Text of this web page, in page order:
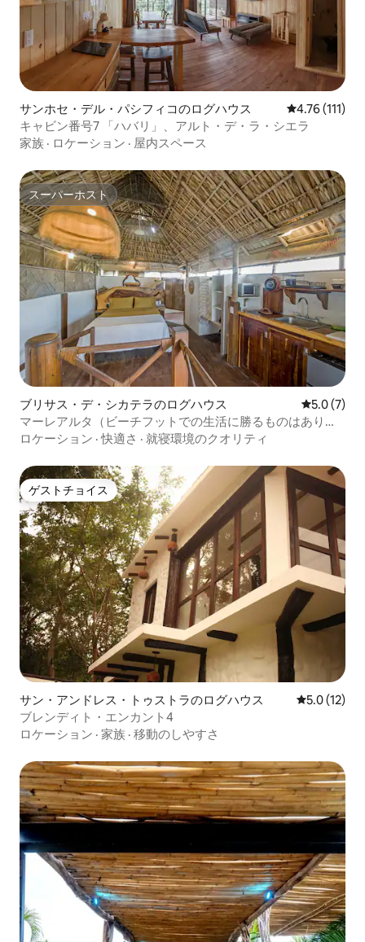
サンホセ・デル・パシフィコのログハウス レビュー111
4.76 (111)
キャビン番号7 「ハバリ」、アルト・デ・ラ・シエラ
家族 · ロケーション · 屋内スペース
スーパーホスト
スーパーホスト
ブリサス・デ・シカテラのログハウス レビュー7
5.0 (7)
マーレアルタ（ビーチフットでの生活に勝るものはありま
せん）。
ロケーション ·快適さ · 就寝環境のクオリティ
ゲストチョイス
ゲストチョイス
サン・アンドレス・トゥストラのログハウス レビュー12
5.0 (12)
ブレンディト・エンカント4
ロケーション · 家族 · 移動のしやすさ